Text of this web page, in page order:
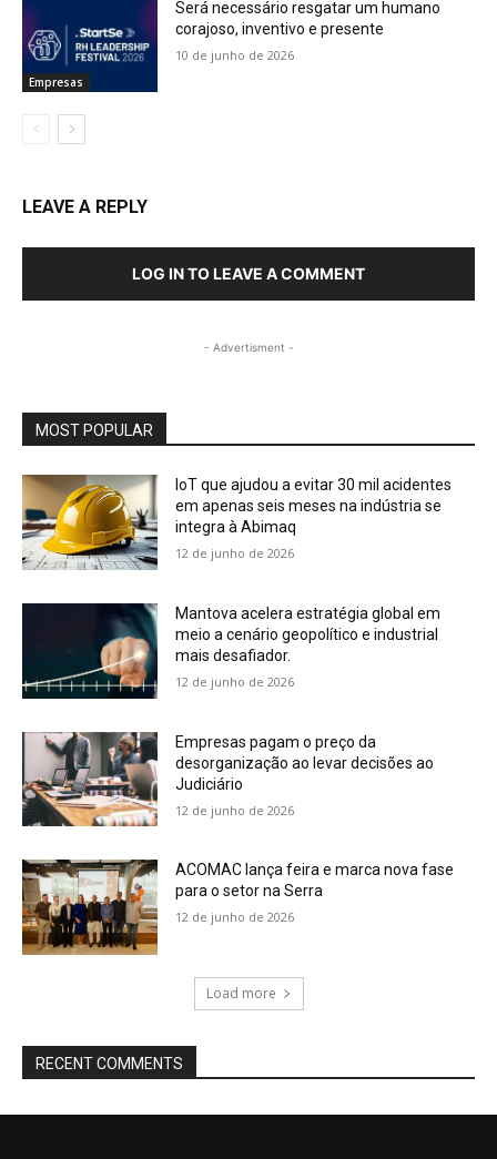
Empresas
Será necessário resgatar um humano
corajoso, inventivo e presente
10 de junho de 2026
LEAVE A REPLY
LOG IN TO LEAVE A COMMENT
- Advertisment -
MOST POPULAR
IoT que ajudou a evitar 30 mil acidentes
em apenas seis meses na indústria se
integra à Abimaq
12 de junho de 2026
Mantova acelera estratégia global em
meio a cenário geopolítico e industrial
mais desafiador.
12 de junho de 2026
Empresas pagam o preço da
desorganização ao levar decisões ao
Judiciário
12 de junho de 2026
ACOMAC lança feira e marca nova fase
para o setor na Serra
12 de junho de 2026
Load more
RECENT COMMENTS